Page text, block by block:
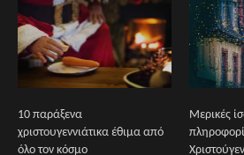
10 παράξενα
χριστουγεννιάτικα έθιμα από
όλο τον κόσμο
Μερικές